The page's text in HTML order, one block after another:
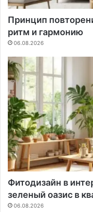
Принцип
ритм и гармонию
06.08.2026
Фитодизайн в
зеленый оазис в
06.08.2026